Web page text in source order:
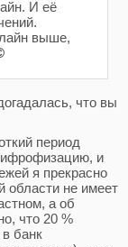
И её
выше,
что вы
период
и
я прекрасно
области не имеет
а об
что 20 %
банк